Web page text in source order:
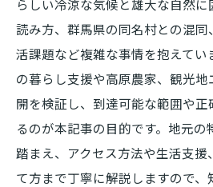
らしい冷涼な気候と雄大な自然
読み方、群馬県の同名村との混
活課題など複雑な事情を抱えてい
の暮らし支援や高原農家、観光
開を検証し、到達可能な範囲や
るのが本記事の目的です。地元の
踏まえ、アクセス方法や生活支
て方まで丁寧に解説しますので、